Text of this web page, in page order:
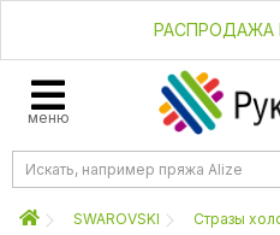
РАСПРОДАЖА
меню
SWAROVSKI
Стразы